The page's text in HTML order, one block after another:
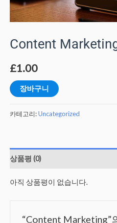
Content
£1.00
장바구니
카테고리:Uncategorized
상품평 (0)
아직 상품평이 없습니다.
“Content Marketing”